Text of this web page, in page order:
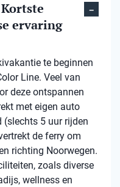
ervaring
te beginnen
Line. Veel van
deze ontspannen
met eigen auto
5 uur rijden
de ferry om
richting Noorwegen.
zoals diverse
wellness en